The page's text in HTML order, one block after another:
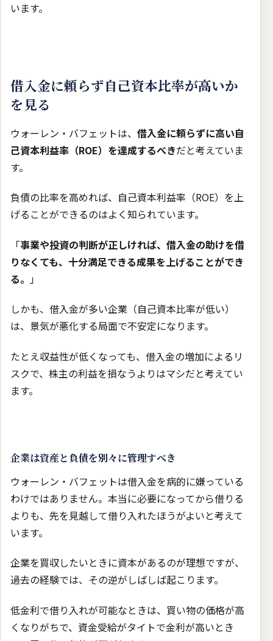
います。
借入金に頼らず自己資本比率が高いか
を見る
ウォーレン・バフェットは、 借入金に頼らずに高い自
己資本利益率（ROE）を達成するべきだと考えていま
す。
負債の比率を高めれば、自己資本利益率（ROE）を上
げることができるのはよく知られています。
「事業や投資の判断が正しければ、借入金の助けを借
りなくても、十分満足できる成果を上げることができ
る。 」
しかも、借入金が多い企業（自己資本比率が低い）
は、景気が悪化する局面で不安定になります。
たとえ収益性が低くなっても、借入金の増加によるリ
スクで、株主の利益を損なうよりはマシだと考えてい
ます。
企業は資産と負債を別々に管理すべき
ウォーレン・バフェットは借入金を病的に嫌っている
わけではありません。本当に必要になってから借りる
よりも、先を見越して借り入れたほうがよいと考えて
います。
企業を買収したいときに資本があるのが理想ですが、
過去の経験では、その逆がしばしば起こります。
低金利で借り入れが可能なときは、買い物の価格が高
くなりがちで、資金受給がタイトで金利が高いとき